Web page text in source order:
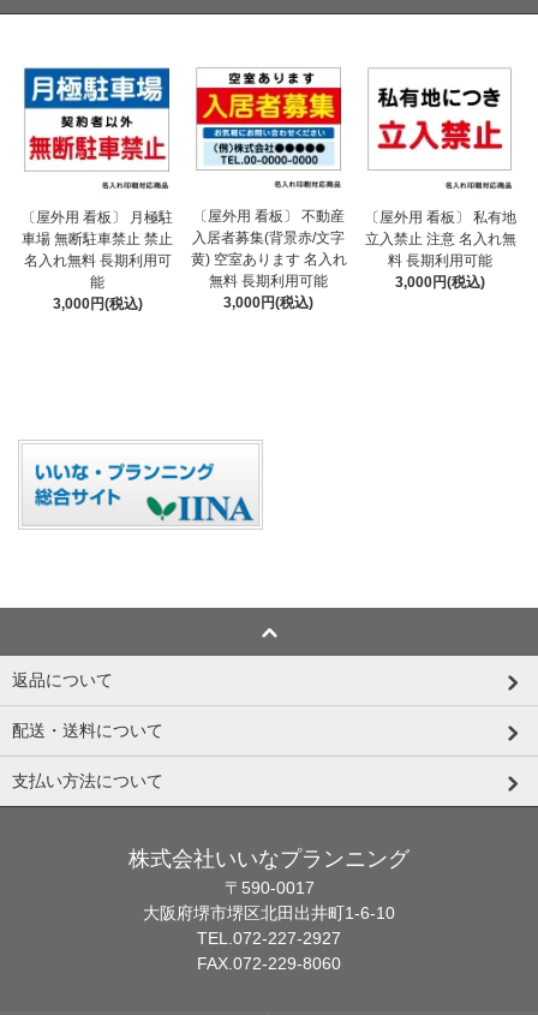
〔屋外用 看板〕 月極駐
車場 無断駐車禁止 禁止
名入れ無料 長期利用可
能
3,000円(税込)
〔屋外用 看板〕 不動産
入居者募集(背景赤/文字
黄) 空室あります 名入れ
無料 長期利用可能
3,000円(税込)
〔屋外用 看板〕 私有地
立入禁止 注意 名入れ無
料 長期利用可能
3,000円(税込)
返品について
配送・送料について
支払い方法について
株式会社いいなプランニング
〒590-0017
大阪府堺市堺区北田出井町1-6-10
TEL.072-227-2927
FAX.072-229-8060